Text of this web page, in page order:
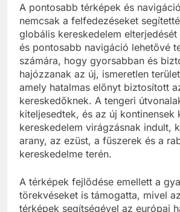
A pontosabb térképek és
nemcsak a felfedezéseket
globális kereskedelem
és pontosabb navigáció lehetővé
számára, hogy gyorsabban és
hajózzanak az új, ismeretlen
amely hatalmas előnyt biztosított
kereskedőknek. A tengeri
kiteljesedtek, és az új kontinensek
kereskedelem virágzásnak indult,
arany, az ezüst, a fűszerek és a
kereskedelme terén.
A térképek fejlődése emellett a
törekvéseket is támogatta, mivel
térképek segítségével az európai